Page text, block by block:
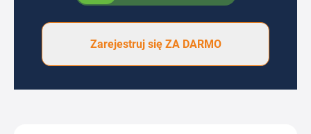
Zarejestruj się ZA DARMO